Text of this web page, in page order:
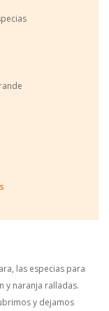
las especias para
y naranja ralladas.
y dejamos